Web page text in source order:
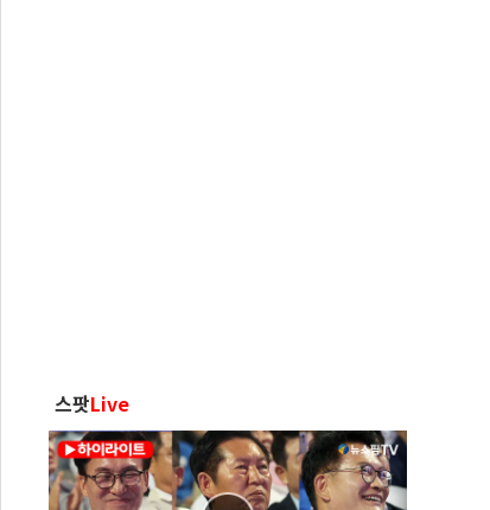
스팟Live